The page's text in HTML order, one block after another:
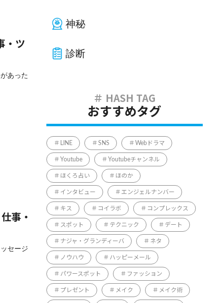
・ツ
あった
事・
セージ
神秘
診断
おすすめタグ
LINE SNS Webドラマ
Youtube Youtubeチャンネル
ほくろ占い ほのか
インタビュー エンジェルナンバー
キス コイラボ コンプレックス
スポット テクニック デート
ナジャ・グランディーバ ネタ
ノウハウ ハッピーメール
パワースポット ファッション
プレゼント メイク メイク術